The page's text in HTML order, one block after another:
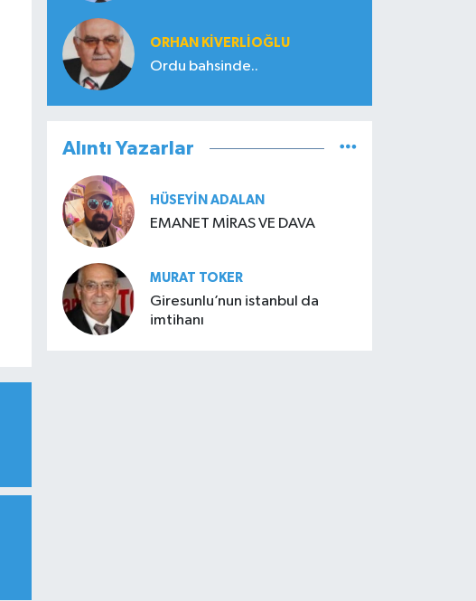
ORHAN KIVERLIOĞLU
Ordu bahsinde..
Alıntı Yazarlar
HÜSEYIN ADALAN
EMANET MİRAS VE DAVA
MURAT TOKER
Giresunlu’nun istanbul da
imtihanı